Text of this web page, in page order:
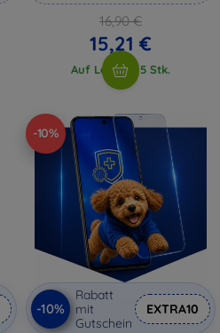
16,90 €
15,21 €
Auf Lager > 5 Stk.
-10%
-10%
Rabatt
mit
Gutschein
EXTRA10